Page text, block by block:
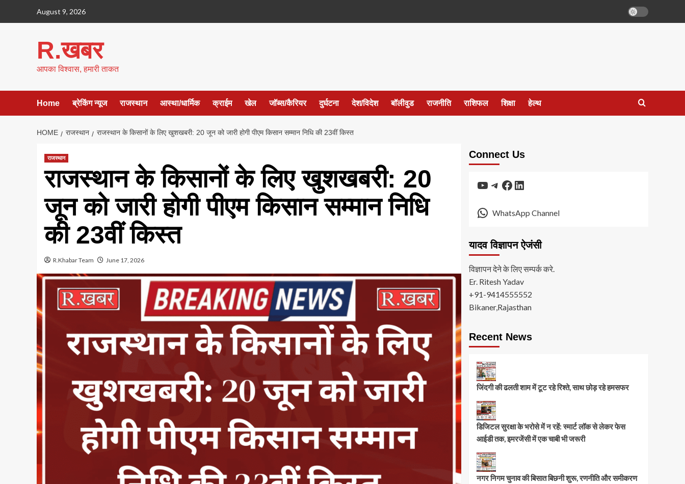
August 9, 2026
R.खबर
आपका विश्वास, हमारी ताकत
Home ब्रेकिंग न्यूज राजस्थान आस्था/धार्मिक क्राईम खेल जॉब्स/कैरियर दुर्घटना देश/विदेश बॉलीवुड राजनीति राशिफल शिक्षा हेल्थ
HOME राजस्थान राजस्थान के किसानों के लिए खुशखबरी: 20 जून को जारी होगी पीएम किसान सम्मान निधि की 23वीं किस्त
राजस्थान
राजस्थान के किसानों के लिए खुशखबरी: 20
जून को जारी होगी पीएम किसान सम्मान निधि
की 23वीं किस्त
R.Khabar Team June 17, 2026
Connect Us
YouTube
Telegram
Facebook
LinkedIn
WhatsApp Channel
यादव विज्ञापन ऐजंसी
विज्ञापन देने के लिए सम्पर्क करे.
Er. Ritesh Yadav
+91-9414555552
Bikaner,Rajasthan
Recent News
जिंदगी की ढलती शाम में टूट रहे रिश्ते, साथ छोड़ रहे हमसफर
डिजिटल सुरक्षा के भरोसे में न रहें: स्मार्ट लॉक से लेकर फेस
आईडी तक, इमरजेंसी में एक चाबी भी जरूरी
नगर निगम चुनाव की बिसात बिछनी शुरू, रणनीति और समीकरण